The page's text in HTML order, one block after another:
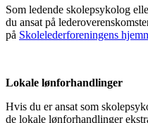
Som ledende skolepsykolog
du ansat på
på Skolelederforeningens
Lokale lønforhandlinger
Hvis du er ansat som
de lokale lønforhandlinger